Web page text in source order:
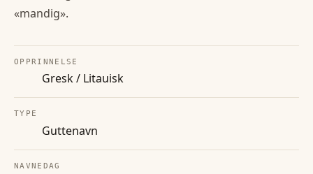
«mandig».
OPPRINNELSE
Gresk / Litauisk
TYPE
Guttenavn
NAVNEDAG